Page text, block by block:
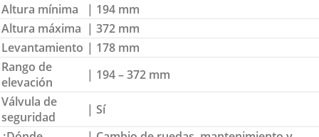
Altura mínima
| 194 mm
Altura máxima | 372 mm
Levantamiento | 178 mm
Rango de
elevación
| 194 – 372 mm
Válvula de
seguridad
| Sí